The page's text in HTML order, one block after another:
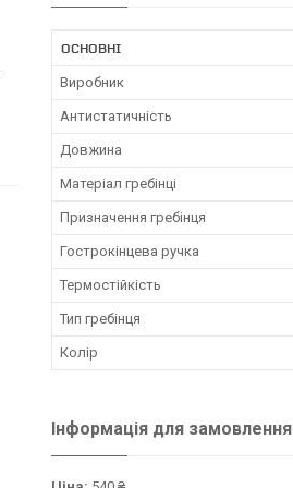
ОСНОВНІ
Виробник
Антистатичність
Довжина
Матеріал гребінці
Призначення гребінця
Гострокінцева ручка
Термостійкість
Тип гребінця
Колір
Інформація для замовлення